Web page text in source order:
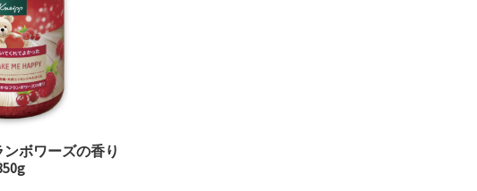
ボワーズの香り